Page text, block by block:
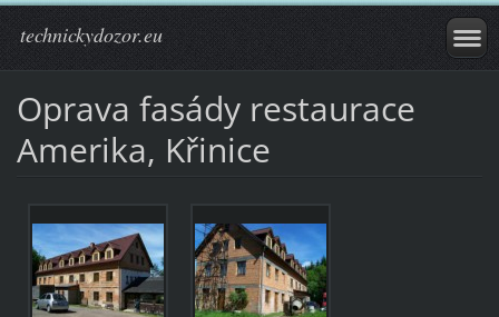
technickydozor.eu
Oprava fasády restaurace
Amerika, Křinice